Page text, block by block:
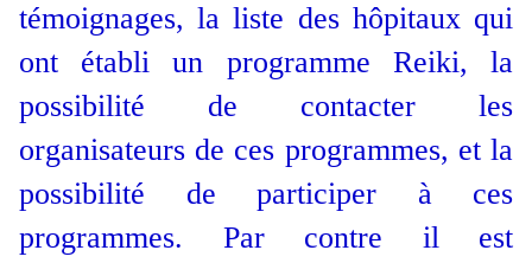
témoignages, la liste des hôpitaux qui
ont établi un programme Reiki, la
possibilité de contacter les
organisateurs de ces programmes, et la
possibilité de participer à ces
programmes. Par contre il est